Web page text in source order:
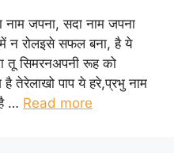
नाम जपना, सदा नाम जपना
में न रोलइसे सफल बना, है ये
तू सिमरनअपनी रूह को
तेरेलाखो पाप ये हरे,प्रभु नाम
… Read more